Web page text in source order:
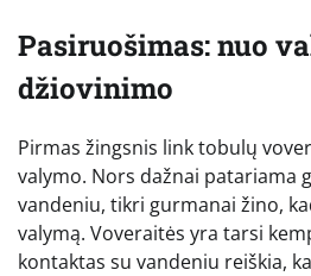
Pasiruošimas: nuo
džiovinimo
Pirmas žingsnis link tobulų
valymo. Nors dažnai patariama
vandeniu, tikri gurmanai žino,
valymą. Voveraitės yra tarsi
kontaktas su vandeniu reiškia,